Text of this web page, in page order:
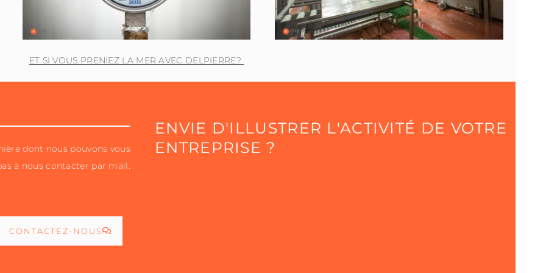
ET SI VOUS PRENIEZ LA MER AVEC DELPIERRE?
dont nous pouvons vous
à nous contacter par mail.
ENVIE D'ILLUSTRER L'ACTIVITÉ DE VOTRE
ENTREPRISE ?
CONTACTEZ-NOUS